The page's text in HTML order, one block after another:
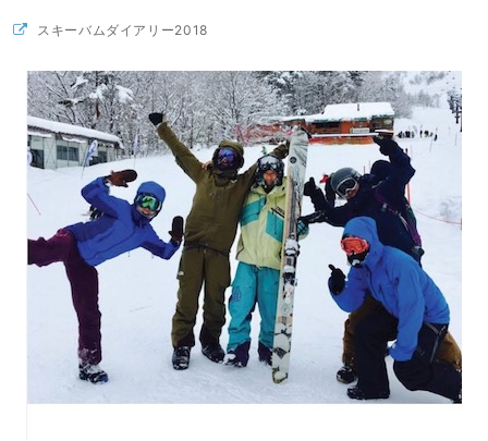
スキーバムダイアリー2018